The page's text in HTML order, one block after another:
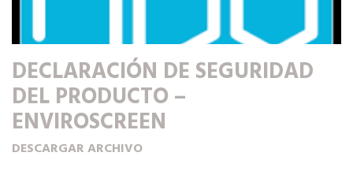
DECLARACIÓN DE SEGURIDAD
DEL PRODUCTO –
ENVIROSCREEN
DESCARGAR ARCHIVO